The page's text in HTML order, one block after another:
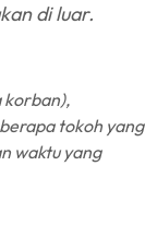
di luar.
korban),
tokoh yang
waktu yang